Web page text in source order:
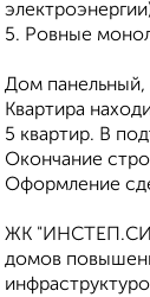
5. Ровные
Дом панельный,
Квартира
5 квартир. В
Окончание
Оформление
ЖK
дoмoв